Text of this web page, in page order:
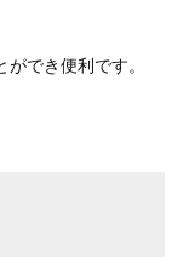
でき便利です。